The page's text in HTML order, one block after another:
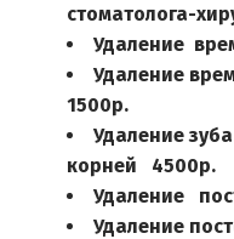
стоматолога-
Удаление
Удаление
1500р.
Удаление
корней   4500р.
Удаление
Удаление